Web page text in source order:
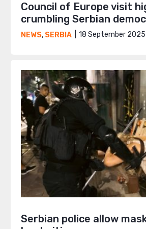
Council of Europe visit
crumbling Serbian
NEWS, SERBIA 18 September 2025
Serbian police allow